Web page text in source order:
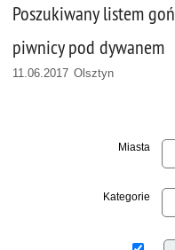
Poszukiwany listem
piwnicy pod dywanem
11.06.2017 Olsztyn
Miasta
Kategorie